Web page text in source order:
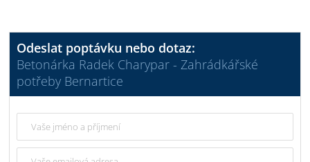
Odeslat poptávku nebo dotaz:
Betonárka Radek Charypar - Zahrádkářské
potřeby Bernartice